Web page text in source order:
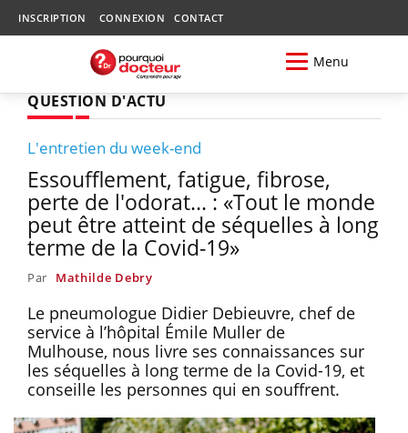
INSCRIPTION CONNEXION CONTACT
Menu
QUESTION D'ACTU
L'entretien du week-end
Essoufflement, fatigue, fibrose,
perte de l'odorat... : «Tout le monde
peut être atteint de séquelles à long
terme de la Covid-19»
Par Mathilde Debry
Le pneumologue Didier Debieuvre, chef de
service à l’hôpital Émile Muller de
Mulhouse, nous livre ses connaissances sur
les séquelles à long terme de la Covid-19, et
conseille les personnes qui en souffrent.